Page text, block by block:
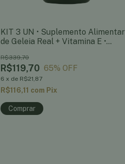
KIT 3 UN • Suplemento Alimentar
de Geleia Real + Vitamina E •
530mg
R$119,70
R$339,70
65% OFF
6 x de R$21,87
R$116,11 com Pix